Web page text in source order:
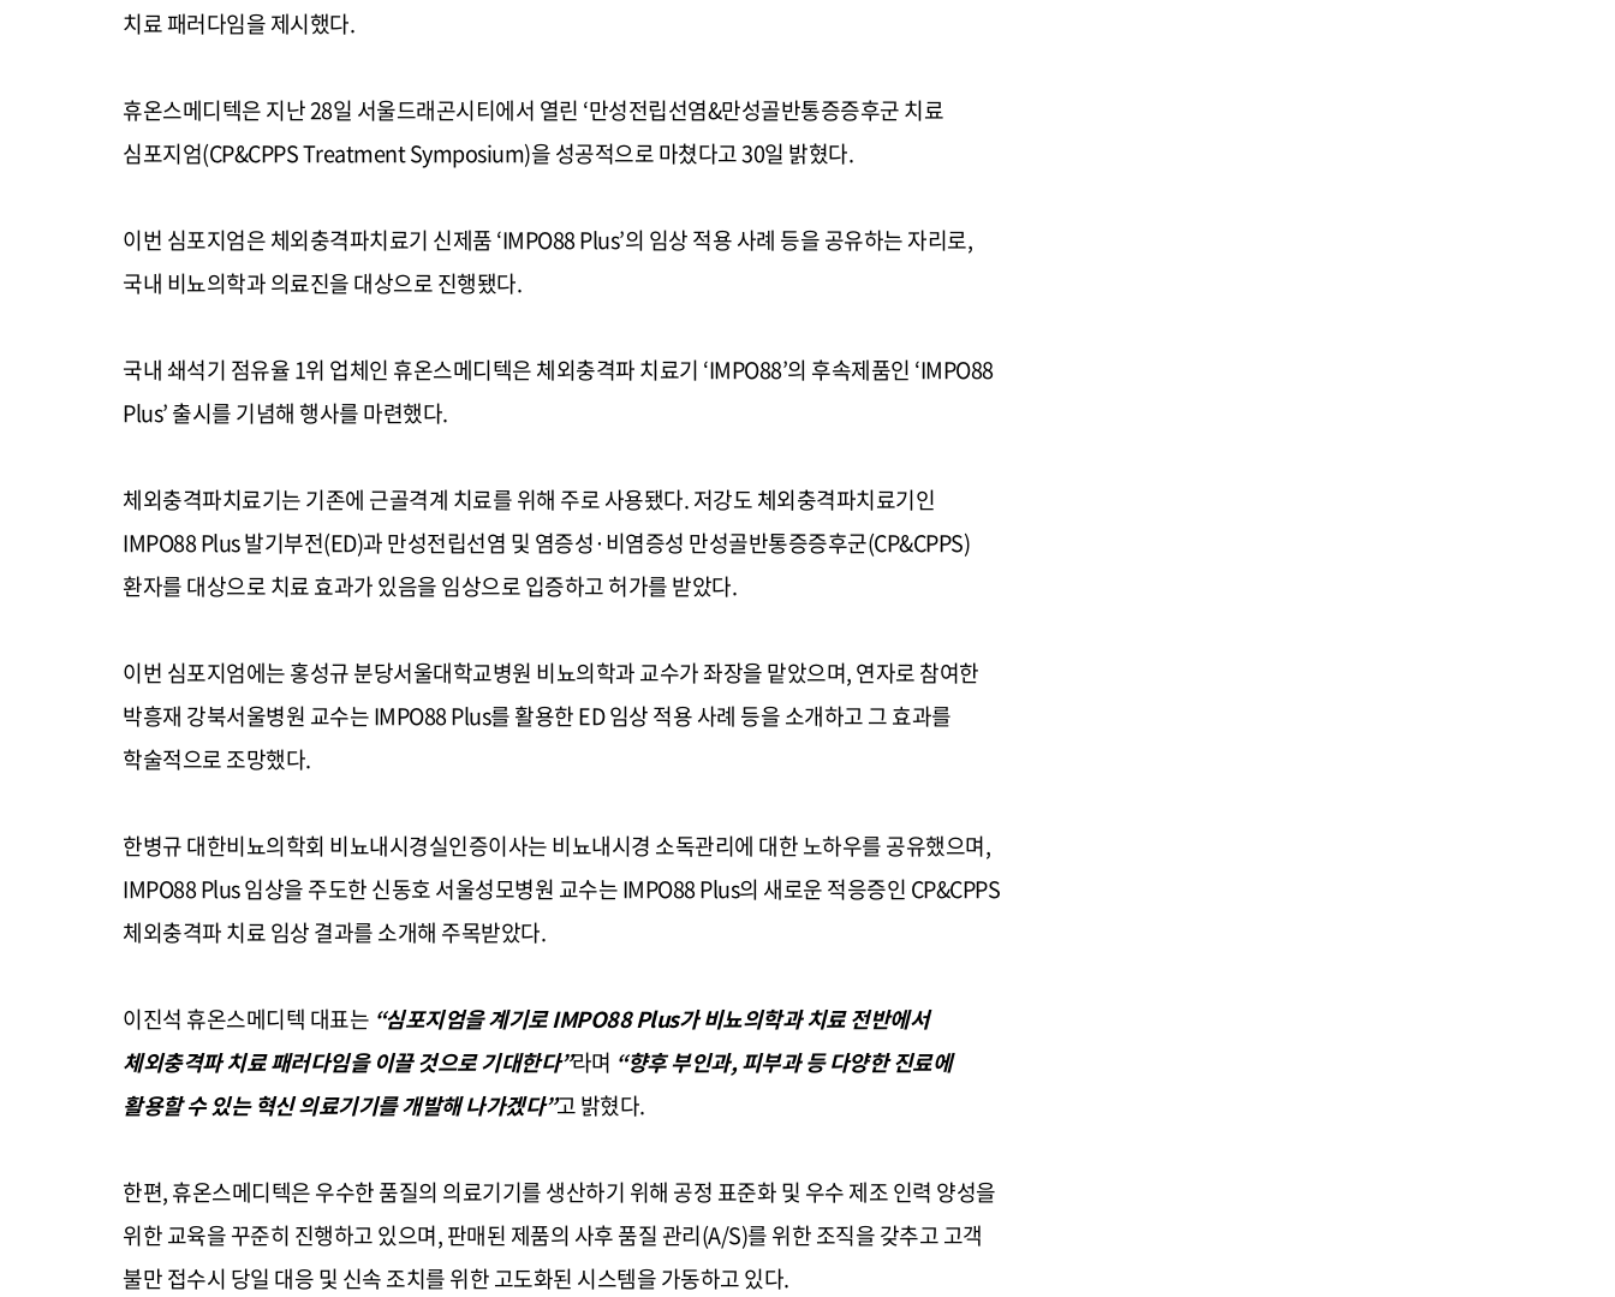
치료 패러다임을 제시했다.
휴온스메디텍은 지난28일 서울드래곤시티에서 열린 ‘만성전립선염&만성골반통증증후군 치료
심포지엄(CP&CPPS Treatment Symposium)을 성공적으로 마쳤다고30일 밝혔다.
이번 심포지엄은 체외충격파치료기 신제품‘IMPO88 Plus’의 임상 적용 사례 등을 공유하는 자리로,
국내 비뇨의학과 의료진을 대상으로 진행됐다.
국내 쇄석기 점유율1위 업체인 휴온스메디텍은 체외충격파 치료기 ‘IMPO88’의 후속제품인 ‘IMPO88
Plus’출시를 기념해 행사를 마련했다.
체외충격파치료기는 기존에 근골격계 치료를 위해 주로 사용됐다.저강도 체외충격파치료기인
IMPO88 Plus발기부전(ED)과 만성전립선염 및 염증성·비염증성 만성골반통증증후군(CP&CPPS)
환자를 대상으로 치료 효과가 있음을 임상으로 입증하고 허가를 받았다.
이번 심포지엄에는 홍성규 분당서울대학교병원 비뇨의학과 교수가 좌장을 맡았으며,연자로 참여한
박흥재 강북서울병원 교수는IMPO88 Plus를 활용한ED임상 적용 사례 등을 소개하고 그 효과를
학술적으로 조망했다.
한병규 대한비뇨의학회 비뇨내시경실인증이사는 비뇨내시경 소독관리에 대한 노하우를 공유했으며,
IMPO88 Plus임상을 주도한 신동호 서울성모병원 교수는IMPO88 Plus의 새로운 적응증인 CP&CPPS
체외충격파 치료 임상 결과를 소개해 주목받았다.
이진석 휴온스메디텍 대표는 “심포지엄을 계기로IMPO88 Plus가 비뇨의학과 치료 전반에서
체외충격파 치료 패러다임을 이끌 것으로 기대한다”라며 “향후 부인과,피부과 등 다양한 진료에
활용할 수 있는 혁신 의료기기를 개발해 나가겠다”고 밝혔다.
한편,휴온스메디텍은 우수한 품질의 의료기기를 생산하기 위해 공정 표준화 및 우수 제조 인력 양성을
위한 교육을 꾸준히 진행하고 있으며,판매된 제품의 사후 품질 관리(A/S)를 위한 조직을 갖추고 고객
불만 접수시 당일 대응 및 신속 조치를 위한 고도화된 시스템을 가동하고 있다.